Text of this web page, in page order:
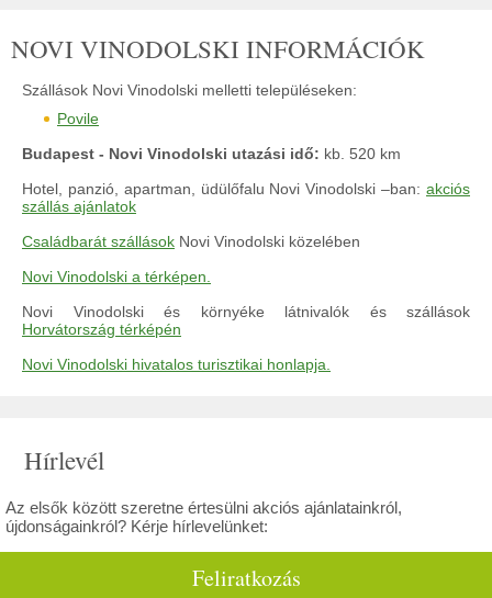
NOVI VINODOLSKI INFORMÁCIÓK
Szállások Novi Vinodolski melletti településeken:
Povile
Budapest - Novi Vinodolski utazási idő: kb. 520 km
Hotel, panzió, apartman, üdülőfalu Novi Vinodolski –ban: akciós
szállás ajánlatok
Családbarát szállások Novi Vinodolski közelében
Novi Vinodolski a térképen.
Novi Vinodolski és környéke látnivalók és szállások
Horvátország térképén
Novi Vinodolski hivatalos turisztikai honlapja.
Hírlevél
Az elsők között szeretne értesülni akciós ajánlatainkról,
újdonságainkról? Kérje hírlevelünket:
Feliratkozás